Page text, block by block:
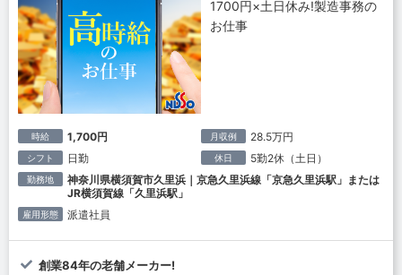
1700円×土日休み!製造事務の
お仕事
時給 1,700円 月収例 28.5万円
シフト 日勤 休日 5勤2休（土日）
勤務地
神奈川県横須賀市久里浜｜京急久里浜線「京急久里浜駅」または
JR横須賀線「久里浜駅」
雇用形態 派遣社員
創業84年の老舗メーカー!